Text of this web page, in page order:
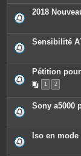
2018
Sensibilité
Pétition
1 2
Sony a5000
Iso en